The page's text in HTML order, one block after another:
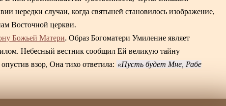
нередки случаи, когда святыней становилось изображение,
Восточной церкви.
Божьей Матери. Образ Богоматери Умиление являет
Небесный вестник сообщил Ей великую тайну
взор, Она тихо ответила:
Пусть будет Мне, Рабе